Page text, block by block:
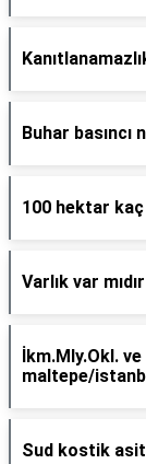
Buhar basıncı
100 hektar
Varlık var
İkm.Mly.Okl.
maltepe/
Sud kostik asit